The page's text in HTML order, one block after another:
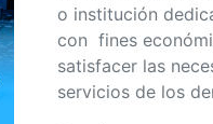
o institución
con fines
satisfacer las
servicios de los